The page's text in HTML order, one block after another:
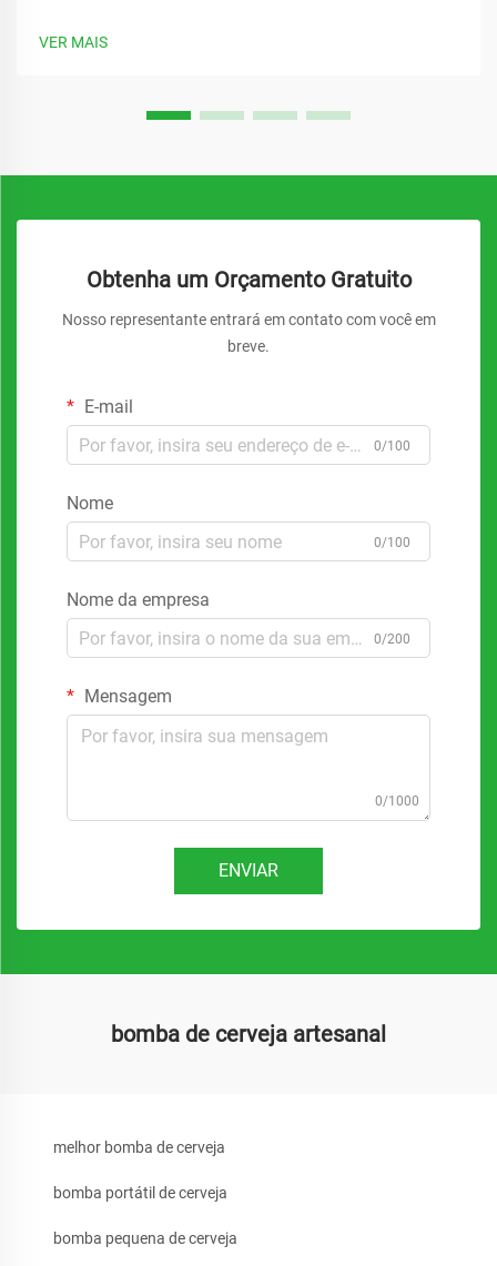
VER MAIS
Obtenha um Orçamento Gratuito
Nosso representante entrará em contato com você em
breve.
E-mail
0/100
Nome
0/100
Nome da empresa
0/200
Mensagem
0/1000
ENVIAR
bomba de cerveja artesanal
melhor bomba de cerveja
bomba portátil de cerveja
bomba pequena de cerveja